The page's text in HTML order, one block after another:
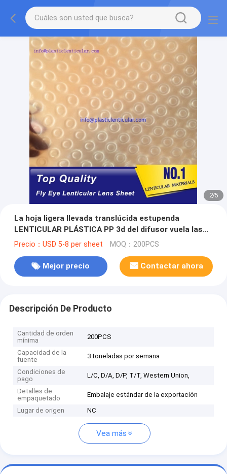
2/5
La hoja ligera llevada translúcida estupenda
LENTICULAR PLÁSTICA PP 3d del difusor vuela las
películas lenticulares del ojo
Precio：USD 5-8 per sheet MOQ：200PCS
Mejor precio Contactar ahora
Descripción De Producto
Cantidad de orden
mínima
200PCS
Capacidad de la
fuente
3 toneladas por semana
Condiciones de
pago
L/C, D/A, D/P, T/T, Western Union,
Detalles de
empaquetado
Embalaje estándar de la exportación
Lugar de origen NC
Vea más